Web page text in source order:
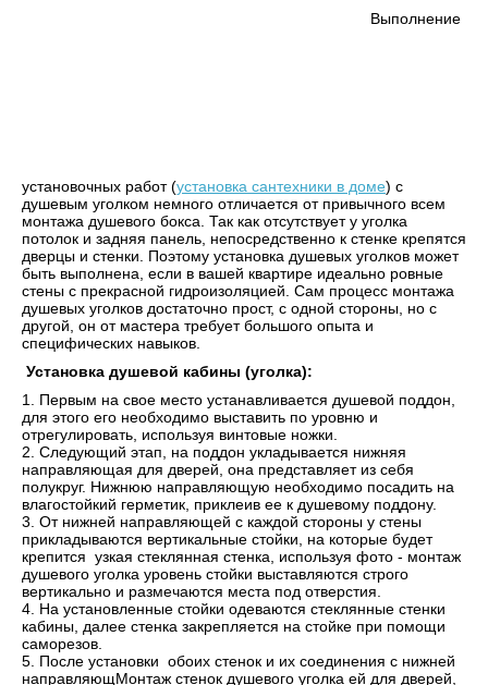
Выполнение
установочных работ (установка сантехники в доме) с
душевым уголком немного отличается от привычного всем
монтажа душевого бокса. Так как отсутствует у уголка
потолок и задняя панель, непосредственно к стенке крепятся
дверцы и стенки. Поэтому установка душевых уголков может
быть выполнена, если в вашей квартире идеально ровные
стены с прекрасной гидроизоляцией. Сам процесс монтажа
душевых уголков достаточно прост, с одной стороны, но с
другой, он от мастера требует большого опыта и
специфических навыков.
Установка душевой кабины (уголка):
1. Первым на свое место устанавливается душевой поддон,
для этого его необходимо выставить по уровню и
отрегулировать, используя винтовые ножки.
2. Следующий этап, на поддон укладывается нижняя
направляющая для дверей, она представляет из себя
полукруг. Нижнюю направляющую необходимо посадить на
влагостойкий герметик, приклеив ее к душевому поддону.
3. От нижней направляющей с каждой стороны у стены
прикладываются вертикальные стойки, на которые будет
крепится узкая стеклянная стенка, используя фото - монтаж
душевого уголка уровень стойки выставляются строго
вертикально и размечаются места под отверстия.
4. На установленные стойки одеваются стеклянные стенки
кабины, далее стенка закрепляется на стойке при помощи
саморезов.
5. После установки обоих стенок и их соединения с нижней
направляющМонтаж стенок душевого уголка ей для дверей,